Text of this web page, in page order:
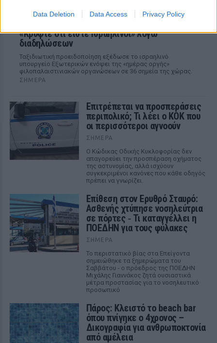
Data Deletion Data Access Privacy Policy
«Κρύψτε ότι είστε Ισραηλινοί» λόγω
διαδηλώσεων
Ταξιδιωτική προειδοποίηση εξέδωσε το ισραηλινό
υπουργείο Εξωτερικών ενόψει της «ημέρας οργής»
φιλοπαλαιστινιακών οργανώσεων σε 36 σημεία της χώρας.
ΣΉΜΕΡΑ
Επιτρέπεται να προσπεράσεις
περιπολικό; Τι λέει ο ΚΟΚ που
οι περισσότεροι αγνοούν
ΣΉΜΕΡΑ
Ο Κώδικας Οδικής Κυκλοφορίας δεν
απαγορεύει την προσπέραση οχήματος
της αστυνομίας, αλλά ισχύουν
συγκεκριμένοι κανόνες που κάθε οδηγός
πρέπει να γνωρίζει.
Επίθεση στον Ερυθρό Σταυρό:
Ασθενής χτύπησε νοσηλεύτρια
σε πόρτες ‑ Τι καταγγέλλει η
ΠΟΕΔΗΝ για τους φύλακες
ΣΉΜΕΡΑ
Το περιστατικό βίας στα Επείγοντα
σημειώθηκε τα ξημερώματα του
Σαββάτου - ο πρόεδρος της ΠΟΕΔΗΝ
Μιχάλης Γιαννάκος ζητά ουσιαστικά
μέτρα προστασίας για το νοσηλευτικό
προσωπικό
Πάρος: Κλειστό το beach bar
όπου πνίγηκε ο 4χρονος –
Δικογραφία για ανθρωποκτονία
από αμέλεια